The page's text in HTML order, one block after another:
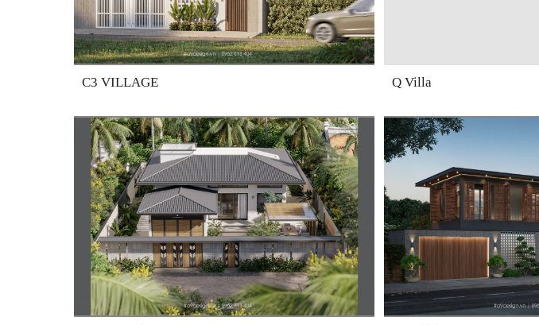
C3 VILLAGE Q Villa